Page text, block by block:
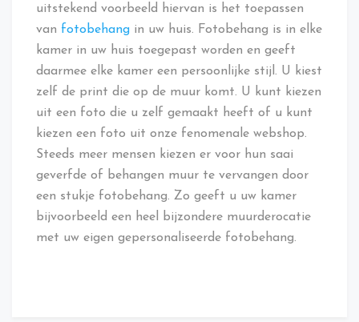
uitstekend voorbeeld hiervan is het toepassen
van fotobehang in uw huis. Fotobehang is in elke
kamer in uw huis toegepast worden en geeft
daarmee elke kamer een persoonlijke stijl. U kiest
zelf de print die op de muur komt. U kunt kiezen
uit een foto die u zelf gemaakt heeft of u kunt
kiezen een foto uit onze fenomenale webshop.
Steeds meer mensen kiezen er voor hun saai
geverfde of behangen muur te vervangen door
een stukje fotobehang. Zo geeft u uw kamer
bijvoorbeeld een heel bijzondere muurderocatie
met uw eigen gepersonaliseerde fotobehang.